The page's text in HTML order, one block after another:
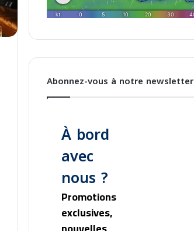
Abonnez-vous à notre newsletter
À bord
avec
nous ?
Promotions
exclusives,